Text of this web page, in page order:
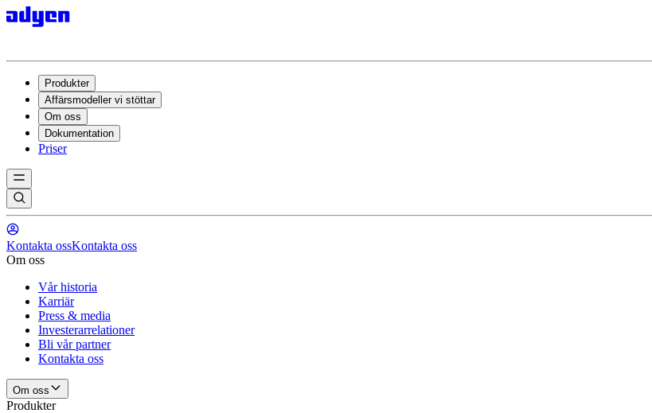
Produkter
Affärsmodeller vi stöttar
Om oss
Dokumentation
Priser
Kontakta ossKontakta oss
Om oss
Vår historia
Karriär
Press & media
Investerarrelationer
Bli vår partner
Kontakta oss
Om oss
Produkter